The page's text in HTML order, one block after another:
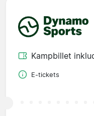
Kampbillet
E-tickets